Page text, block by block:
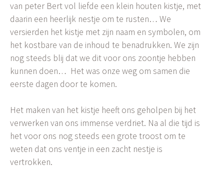
van peter Bert vol liefde een klein houten kistje, met
daarin een heerlijk nestje om te rusten… We
versierden het kistje met zijn naam en symbolen, om
het kostbare van de inhoud te benadrukken. We zijn
nog steeds blij dat we dit voor ons zoontje hebben
kunnen doen… Het was onze weg om samen die
eerste dagen door te komen.
Het maken van het kistje heeft ons geholpen bij het
verwerken van ons immense verdriet. Na al die tijd is
het voor ons nog steeds een grote troost om te
weten dat ons ventje in een zacht nestje is
vertrokken.